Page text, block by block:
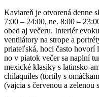
Kaviareň je otvorená denne
7:00 – 24:00, ne. 8:00 –
obed aj večeru. Interiér
ventilátory na strope a
priateľská, hoci často hovorí
no v piatok večer sa naplní
mexické klasiky s latinsko-
chilaquiles (tortily s
(vajcia s červenou a zelenou